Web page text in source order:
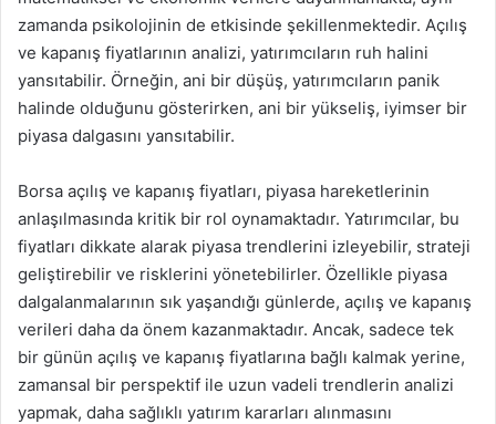
zamanda psikolojinin de etkisinde şekillenmektedir. Açılış
ve kapanış fiyatlarının analizi, yatırımcıların ruh halini
yansıtabilir. Örneğin, ani bir düşüş, yatırımcıların panik
halinde olduğunu gösterirken, ani bir yükseliş, iyimser bir
piyasa dalgasını yansıtabilir.
Borsa açılış ve kapanış fiyatları, piyasa hareketlerinin
anlaşılmasında kritik bir rol oynamaktadır. Yatırımcılar, bu
fiyatları dikkate alarak piyasa trendlerini izleyebilir, strateji
geliştirebilir ve risklerini yönetebilirler. Özellikle piyasa
dalgalanmalarının sık yaşandığı günlerde, açılış ve kapanış
verileri daha da önem kazanmaktadır. Ancak, sadece tek
bir günün açılış ve kapanış fiyatlarına bağlı kalmak yerine,
zamansal bir perspektif ile uzun vadeli trendlerin analizi
yapmak, daha sağlıklı yatırım kararları alınmasını